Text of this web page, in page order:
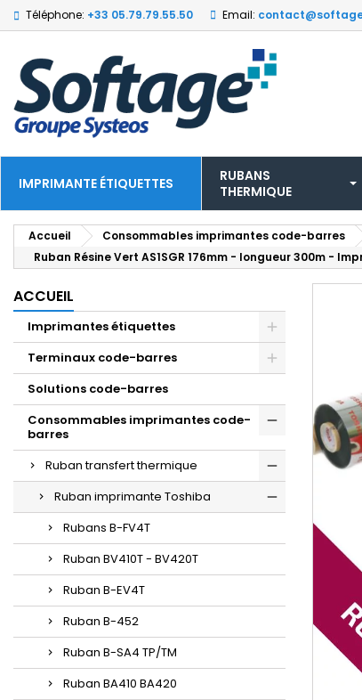
Téléphone: +33 05.79.79.55.50 Email:
IMPRIMANTE ÉTIQUETTES
RUBANS
THERMIQUE
Accueil Consommables imprimantes code-barres
Ruban Résine Vert AS1SGR 176mm - longueur 300m -
ACCUEIL
Imprimantes étiquettes
Terminaux code-barres
Solutions code-barres
Consommables imprimantes code-
barres
Ruban transfert thermique
Ruban imprimante Toshiba
Rubans B-FV4T
Ruban BV410T - BV420T
Ruban B-EV4T
Ruban B-452
Ruban B-SA4 TP/TM
Ruban BA410 BA420